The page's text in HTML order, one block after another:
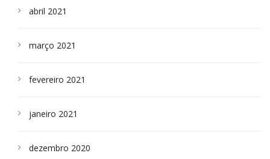
abril 2021
março 2021
fevereiro 2021
janeiro 2021
dezembro 2020